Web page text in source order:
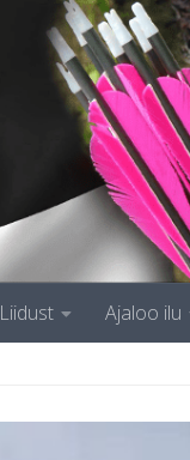
Liidust Ajaloo ilu